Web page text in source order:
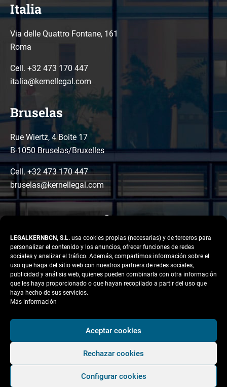
LEGALKERNBCN, S.L. usa cookies propias (necesarias) y de terceros para
personalizar el contenido y los anuncios, ofrecer funciones de redes
sociales y analizar el tráfico. Además, compartimos información sobre el
uso que haga del sitio web con nuestros partners de redes sociales,
publicidad y análisis web, quienes pueden combinarla con otra información
que les haya proporcionado o que hayan recopilado a partir del uso que
haya hecho de sus servicios.
Más información
Aceptar cookies
Rechazar cookies
Configurar cookies
Italia
Via delle Quattro Fontane, 161
Roma
Cell. +32 473 170 447
italia@kernellegal.com
Bruselas
Rue Wiertz, 4 Boite 17
B-1050 Bruselas/Bruxelles
Cell. +32 473 170 447
bruselas@kernellegal.com
LinkedIn
Instagram
Facebook
Copyright © 2026 Kernel
Política de Privacidad
Política de cookies
Condiciones Generales
de Contratación